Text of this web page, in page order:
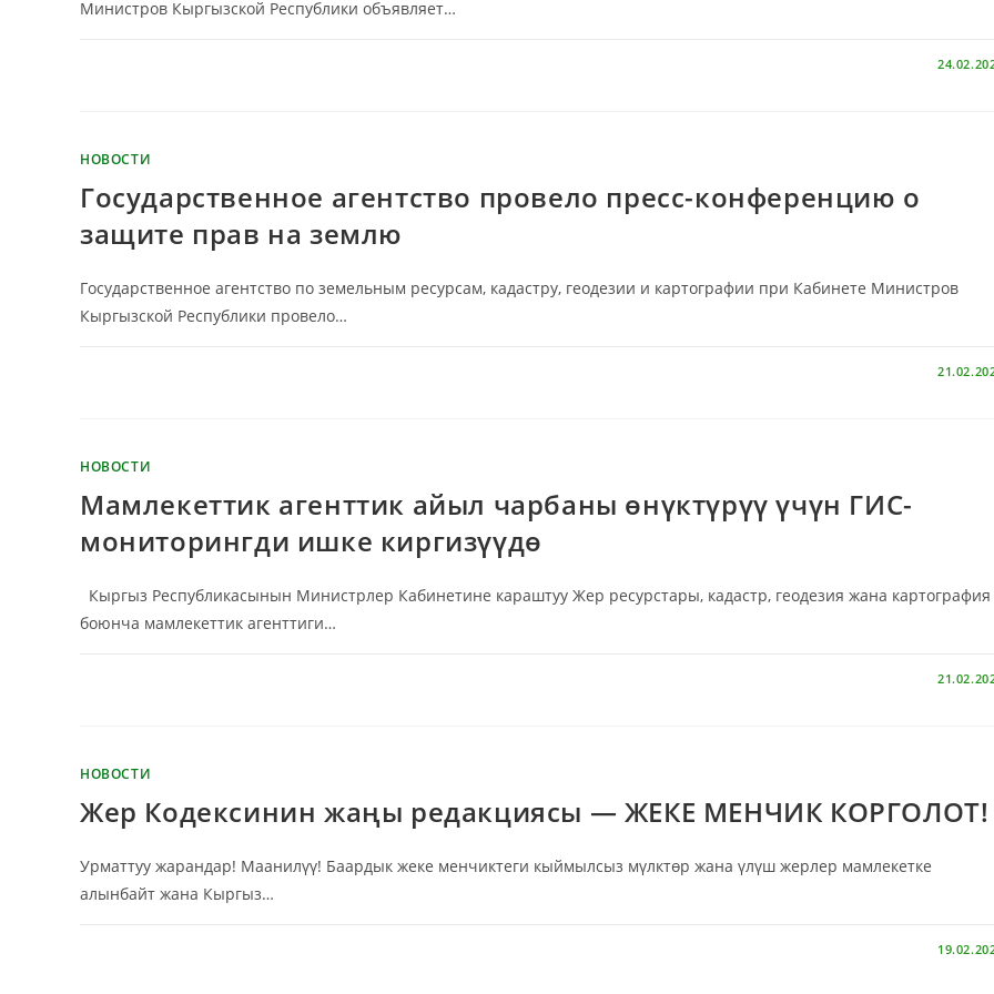
Министров Кыргызской Республики объявляет…
НОВОСТИ
Государственное агентство провело пресс-конференцию о
защите прав на землю
Государственное агентство по земельным ресурсам, кадастру, геодезии и картографии при Кабинете Министров
Кыргызской Республики провело…
НОВОСТИ
Мамлекеттик агенттик айыл чарбаны өнүктүрүү үчүн ГИС-
мониторингди ишке киргизүүдө
Кыргыз Республикасынын Министрлер Кабинетине караштуу Жер ресурстары, кадастр, геодезия жана картография
боюнча мамлекеттик агенттиги…
НОВОСТИ
Жер Кодексинин жаңы редакциясы — ЖЕКЕ МЕНЧИК КОРГОЛОТ!
Урматтуу жарандар! Маанилүү! Баардык жеке менчиктеги кыймылсыз мүлктөр жана үлүш жерлер мамлекетке
алынбайт жана Кыргыз…